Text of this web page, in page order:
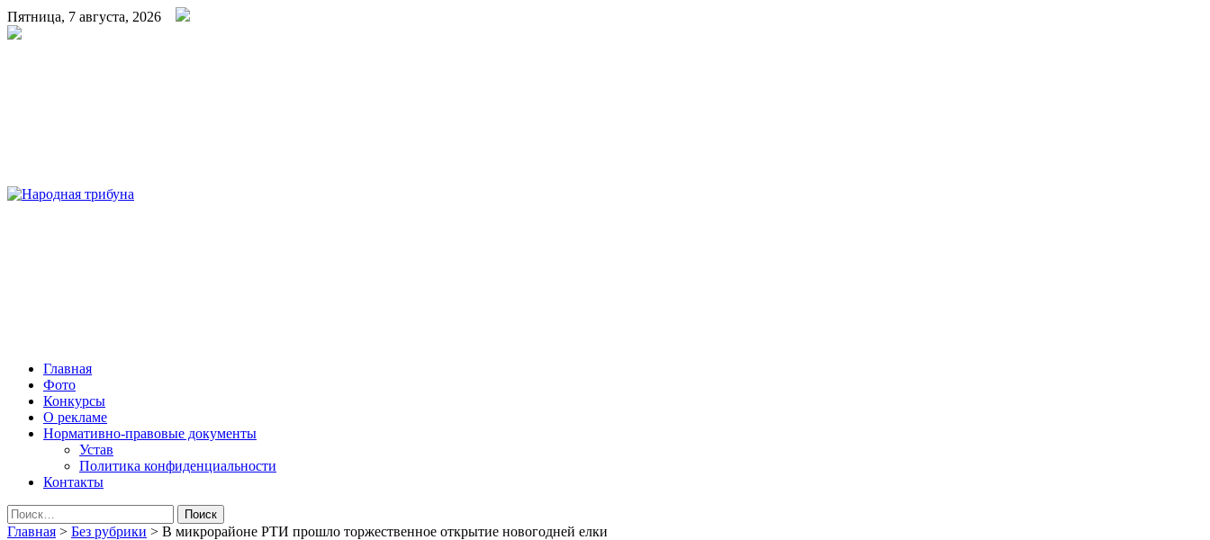
Пятница, 7 августа, 2026
Народная трибуна
Калининская районная газета
Главная
Фото
Конкурсы
О рекламе
Нормативно-правовые документы
Устав
Политика конфиденциальности
Контакты
Найти:
Главная > Без рубрики > В микрорайоне РТИ прошло торжественное открытие новогодней елки